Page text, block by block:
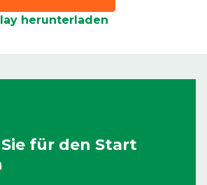
herunterladen
für den Start